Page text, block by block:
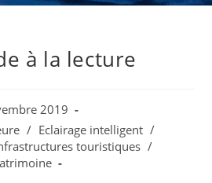
à la lecture
2019
/ Eclairage intelligent /
touristiques /